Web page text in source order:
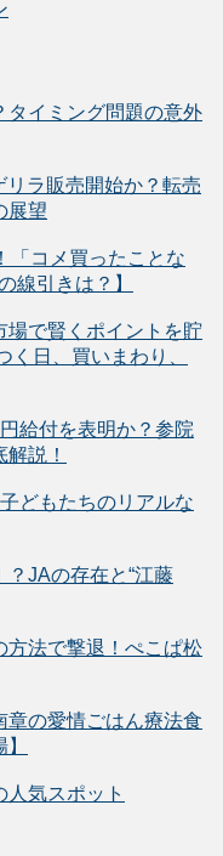
タイミング問題の意外
リラ販売開始か？転売
展望
「コメ買ったことな
線引きは？】
場で賢くポイントを貯
日、買いまわり、
給付を表明か？参院
説！
どもたちのリアルな
JAの存在と“江藤
方法で撃退！ぺこぱ松
の愛情ごはん療法食
人気スポット